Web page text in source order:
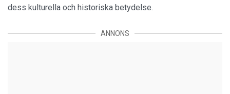
dess kulturella och historiska betydelse.
ANNONS